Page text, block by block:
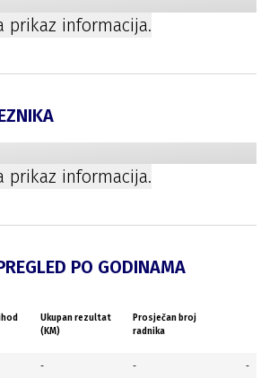
prikaz informacija.
prikaz informacija.
PO GODINAMA
Ukupan rezultat
(KM)
Prosječan broj
radnika
- - -